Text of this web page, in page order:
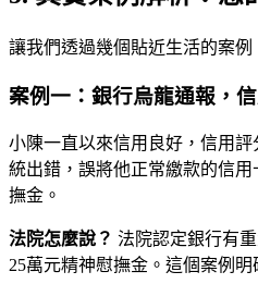
讓我們透過幾個貼近生活的案
案例一：銀行烏龍通報，
小陳一直以來信用良好，信用
統出錯，誤將他正常繳款的信
撫金。
法院怎麼說？ 法院認定銀行有
25萬元精神慰撫金。這個案例